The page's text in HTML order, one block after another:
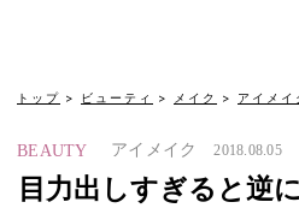
トップ ビューティ メイク アイメイ
BEAUTY アイメイク 2018.08.05
目力出しすぎると逆